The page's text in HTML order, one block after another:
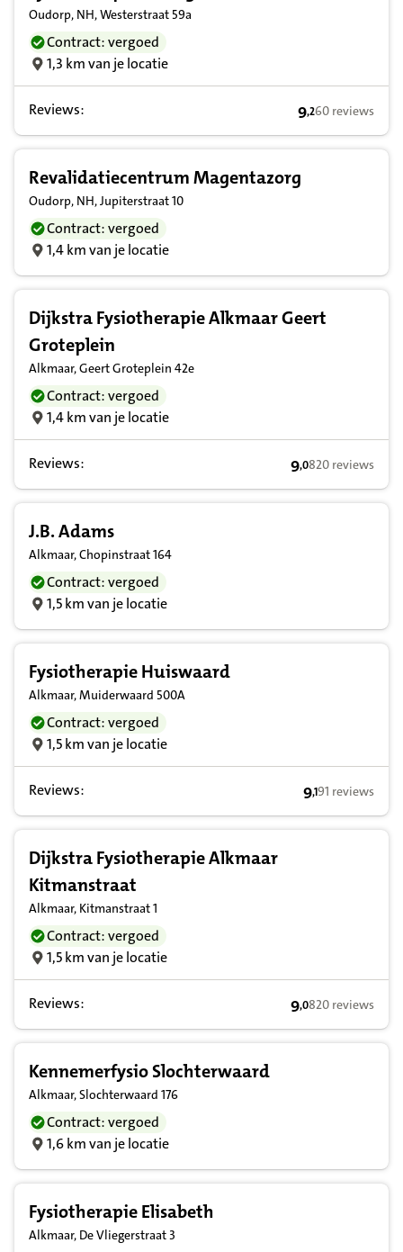
Oudorp, NH, Westerstraat 59a
Contract: vergoed
1,3 km van je locatie
Reviews: 9,2 op basis van
9,260 reviews
Revalidatiecentrum Magentazorg
Oudorp, NH, Jupiterstraat 10
Contract: vergoed
1,4 km van je locatie
Dijkstra Fysiotherapie Alkmaar Geert
Groteplein
Alkmaar, Geert Groteplein 42e
Contract: vergoed
1,4 km van je locatie
Reviews: 9,0 op basis van
9,0820 reviews
J.B. Adams
Alkmaar, Chopinstraat 164
Contract: vergoed
1,5 km van je locatie
Fysiotherapie Huiswaard
Alkmaar, Muiderwaard 500A
Contract: vergoed
1,5 km van je locatie
Reviews: 9,1 op basis
9,191 reviews
Dijkstra Fysiotherapie Alkmaar
Kitmanstraat
Alkmaar, Kitmanstraat 1
Contract: vergoed
1,5 km van je locatie
Reviews: 9,0 op basis van
9,0820 reviews
Kennemerfysio Slochterwaard
Alkmaar, Slochterwaard 176
Contract: vergoed
1,6 km van je locatie
Fysiotherapie Elisabeth
Alkmaar, De Vliegerstraat 3